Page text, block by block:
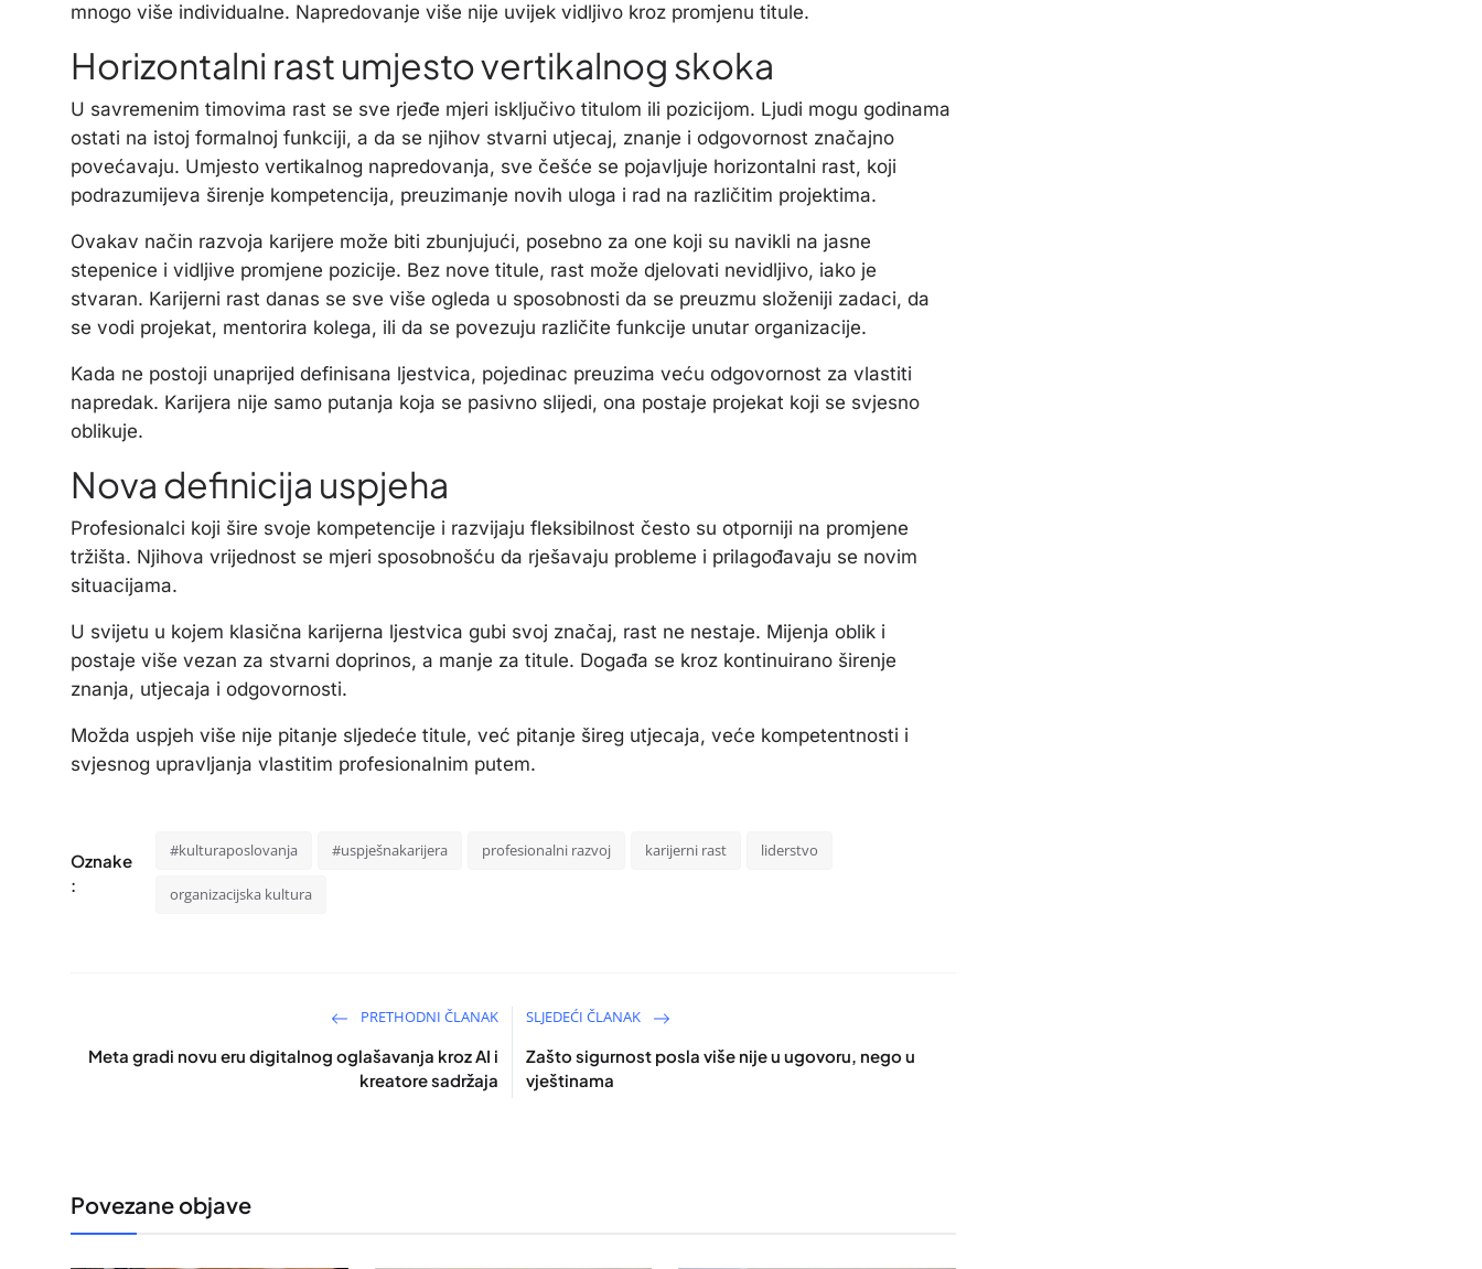
mnogo više individualne. Napredovanje više nije uvijek vidljivo kroz promjenu titule.
Horizontalni rast umjesto vertikalnog skoka
U savremenim timovima rast se sve rjeđe mjeri isključivo titulom ili pozicijom. Ljudi mogu godinama
ostati na istoj formalnoj funkciji, a da se njihov stvarni utjecaj, znanje i odgovornost značajno
povećavaju. Umjesto vertikalnog napredovanja, sve češće se pojavljuje horizontalni rast, koji
podrazumijeva širenje kompetencija, preuzimanje novih uloga i rad na različitim projektima.
Ovakav način razvoja karijere može biti zbunjujući, posebno za one koji su navikli na jasne
stepenice i vidljive promjene pozicije. Bez nove titule, rast može djelovati nevidljivo, iako je
stvaran. Karijerni rast danas se sve više ogleda u sposobnosti da se preuzmu složeniji zadaci, da
se vodi projekat, mentorira kolega, ili da se povezuju različite funkcije unutar organizacije.
Kada ne postoji unaprijed definisana ljestvica, pojedinac preuzima veću odgovornost za vlastiti
napredak. Karijera nije samo putanja koja se pasivno slijedi, ona postaje projekat koji se svjesno
oblikuje.
Nova definicija uspjeha
Profesionalci koji šire svoje kompetencije i razvijaju fleksibilnost često su otporniji na promjene
tržišta. Njihova vrijednost se mjeri sposobnošću da rješavaju probleme i prilagođavaju se novim
situacijama.
U svijetu u kojem klasična karijerna ljestvica gubi svoj značaj, rast ne nestaje. Mijenja oblik i
postaje više vezan za stvarni doprinos, a manje za titule. Događa se kroz kontinuirano širenje
znanja, utjecaja i odgovornosti.
Možda uspjeh više nije pitanje sljedeće titule, već pitanje šireg utjecaja, veće kompetentnosti i
svjesnog upravljanja vlastitim profesionalnim putem.
Oznake
:
#kulturaposlovanja #uspješnakarijera profesionalni razvoj karijerni rast liderstvo
organizacijska kultura
PRETHODNI ČLANAK
Meta gradi novu eru digitalnog oglašavanja kroz AI i
kreatore sadržaja
SLJEDEĆI ČLANAK
Zašto sigurnost posla više nije u ugovoru, nego u
vještinama
Povezane objave